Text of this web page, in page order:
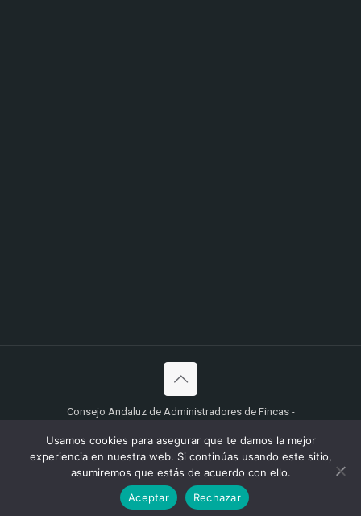
Consejo Andaluz de Administradores de Fincas -
Aviso Legal, Política de Privacidad y protección de Datos
Personales.
Usamos cookies para asegurar que te damos la mejor
experiencia en nuestra web. Si continúas usando este sitio,
asumiremos que estás de acuerdo con ello.
Aceptar
Rechazar